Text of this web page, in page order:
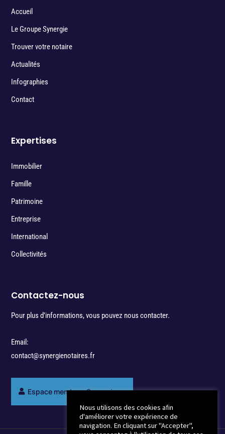
Accueil
Le Groupe Synergie
Trouver votre notaire
Actualités
Infographies
Contact
Expertises
Immobilier
Famille
Patrimoine
Entreprise
International
Collectivités
Contactez-nous
Pour plus d’informations, vous pouvez nous contacter.
Email:
contact@synergienotaires.fr
Espace membres Synergie
Nous utilisons des cookies afin
d'améliorer votre expérience de
navigation. En cliquant sur "Accepter",